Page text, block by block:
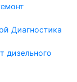
Диагностика
дизельного